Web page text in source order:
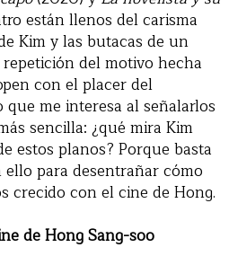
están llenos del carisma
Kim y las butacas de un
del motivo hecha
con el placer del
me interesa al señalarlos
sencilla: ¿qué mira Kim
estos planos? Porque basta
para desentrañar cómo
crecido con el cine de Hong.
de Hong Sang-soo